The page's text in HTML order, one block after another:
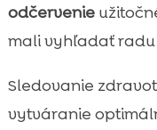
odčervenie
mali vyhľadať
Sledovanie
vytváranie